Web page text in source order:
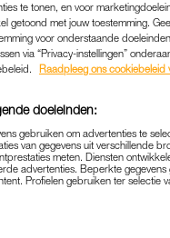
IK OOK
TE
was, schrijft
de overgang en
te tonen, en voor
getoond met jouw toestemming.
voor onderstaande
via “Privacy-instellingen”
Raadpleeg ons cookiebeleid
doeleinden:
gebruiken om advertenties te
van gegevens uit verschillende
meten. Diensten
advertenties. Beperkte
Profielen gebruiken ter selectie